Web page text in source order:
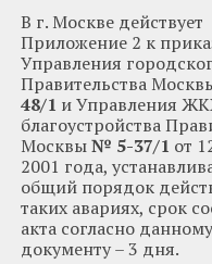
В г. Москве действует
Приложение 2 к
Управления
Правительства
48/1 и Управления
благоустройства
Москвы№ 5-37/1 от
2001 года,
общий порядок
таких авариях, срок
акта согласно данному
документу – 3 дня.